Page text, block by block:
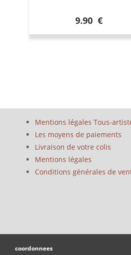
9.90 €
Mentions légales Tous-
Les moyens de paiements
Livraison de votre colis
Mentions légales
Conditions générales de
coordonnees